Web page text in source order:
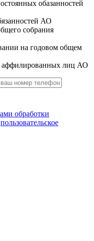
обазанностей
АО
собрания
на годовом общем
аффилированных лиц АО
обработки
пользовательское